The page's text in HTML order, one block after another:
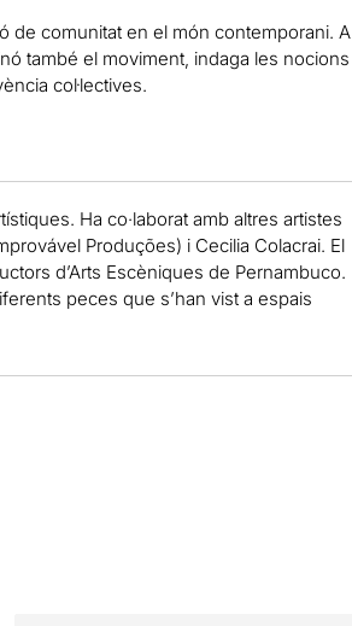
de comunitat en el món contemporani. A
també el moviment, indaga les nocions
col·lectives.
Ha co·laborat amb altres artistes
Produções) i Cecilia Colacrai. El
d’Arts Escèniques de Pernambuco.
peces que s’han vist a espais